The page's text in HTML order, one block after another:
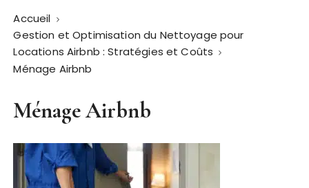
Accueil
Gestion et Optimisation du Nettoyage pour
Locations Airbnb : Stratégies et Coûts
Ménage Airbnb
Ménage Airbnb